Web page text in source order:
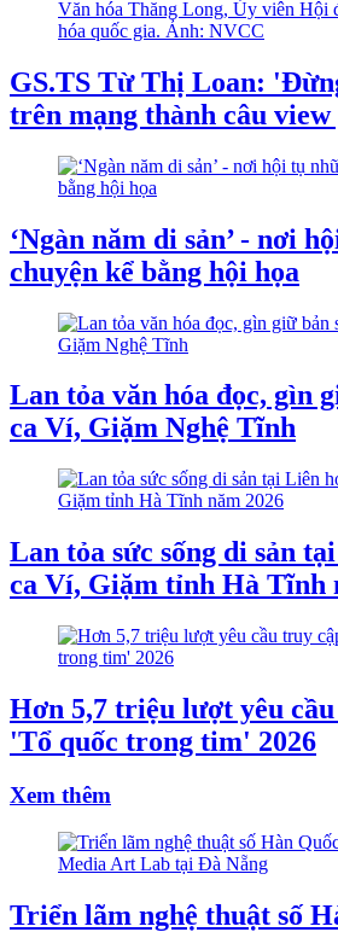
GS.TS Từ Thị Loan:
trên mạng thành câu view
‘Ngàn năm di sản’ - nơi
chuyện kể bằng hội họa
Lan tỏa văn hóa đọc, gìn
ca Ví, Giặm Nghệ Tĩnh
Lan tỏa sức sống di sản
ca Ví, Giặm tỉnh Hà Tĩnh
Hơn 5,7 triệu lượt yêu
'Tổ quốc trong tim' 2026
Xem thêm
Triển lãm nghệ thuật số